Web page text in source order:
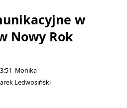
w
Nowy Rok
Monika
Ledwosiński